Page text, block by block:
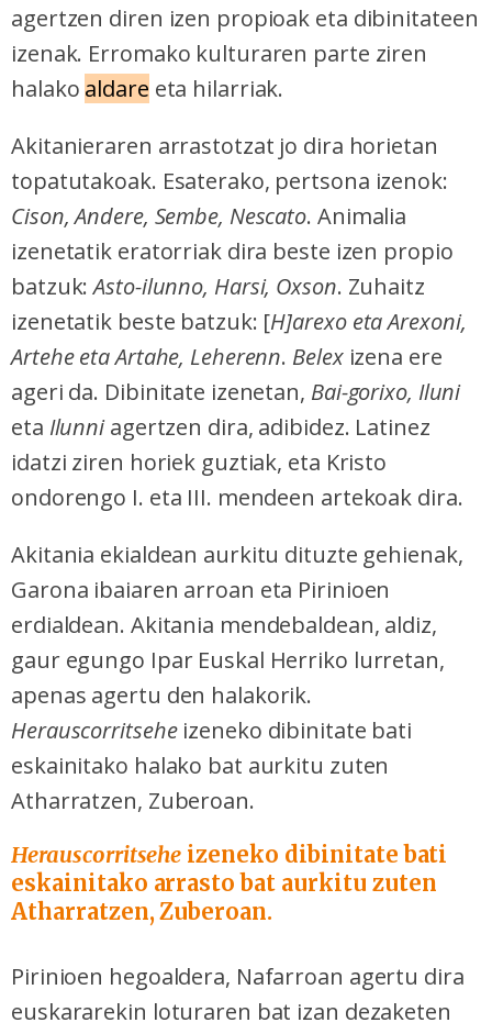
agertzen diren izen propioak eta dibinitateen
izenak. Erromako kulturaren parte ziren
halako aldare eta hilarriak.
Akitanieraren arrastotzat jo dira horietan
topatutakoak. Esaterako, pertsona izenok:
Cison, Andere, Sembe, Nescato. Animalia
izenetatik eratorriak dira beste izen propio
batzuk:Asto-ilunno, Harsi, Oxson. Zuhaitz
izenetatik beste batzuk: [H]arexo eta Arexoni,
Artehe eta Artahe, Leherenn. Belexizena ere
ageri da. Dibinitate izenetan, Bai-gorixo, Iluni
eta Ilunniagertzen dira, adibidez. Latinez
idatzi ziren horiek guztiak, eta Kristo
ondorengo I. eta III. mendeen artekoak dira.
Akitania ekialdean aurkitu dituzte gehienak,
Garona ibaiaren arroan eta Pirinioen
erdialdean. Akitania mendebaldean, aldiz,
gaur egungo Ipar Euskal Herriko lurretan,
apenas agertu den halakorik.
Herauscorritseheizeneko dibinitate bati
eskainitako halako bat aurkitu zuten
Atharratzen, Zuberoan.
Herauscorritsehe izeneko dibinitate bati
eskainitako arrasto bat aurkitu zuten
Atharratzen, Zuberoan.
Pirinioen hegoaldera, Nafarroan agertu dira
euskararekin loturaren bat izan dezaketen